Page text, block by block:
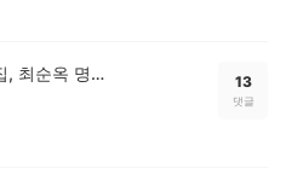
몸과 마음이 따뜻해지는 국밥집, 최순옥 명품국밥 노원점 13
댓글